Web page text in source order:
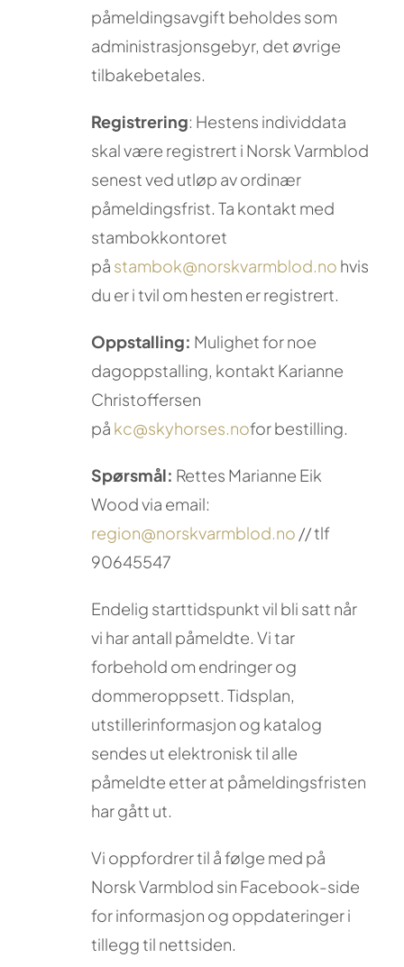
påmeldingsavgift beholdes som
administrasjonsgebyr, det øvrige
tilbakebetales.
Registrering: Hestens individdata
skal være registrert i Norsk Varmblod
senest ved utløp av ordinær
påmeldingsfrist. Ta kontakt med
stambokkontoret
på stambok@norskvarmblod.no hvis
du er i tvil om hesten er registrert.
Oppstalling: Mulighet for noe
dagoppstalling, kontakt Karianne
Christoffersen
på kc@skyhorses.nofor bestilling.
Spørsmål: Rettes Marianne Eik
Wood via email:
region@norskvarmblod.no // tlf
90645547
Endelig starttidspunkt vil bli satt når
vi har antall påmeldte. Vi tar
forbehold om endringer og
dommeroppsett. Tidsplan,
utstillerinformasjon og katalog
sendes ut elektronisk til alle
påmeldte etter at påmeldingsfristen
har gått ut.
Vi oppfordrer til å følge med på
Norsk Varmblod sin Facebook-side
for informasjon og oppdateringer i
tillegg til nettsiden.